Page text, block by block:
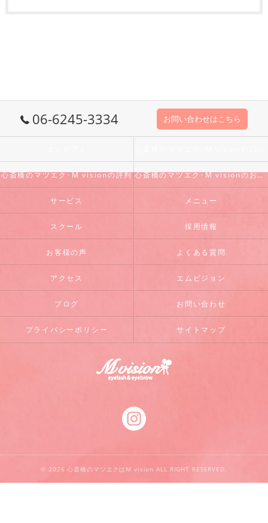
06-6245-3334 お問い合わせはこちら
心斎橋のマツエク･M visionの評判 心斎橋のマツエク･M visionのお客様の声
サービス メニュー
スクール 採用情報
お客様の声 よくある質問
アクセス エムビジョン
ブログ お問い合わせ
プライバシーポリシー サイトマップ
© 2026 心斎橋のマツエクはM vision ALL RIGHT RESERVED.